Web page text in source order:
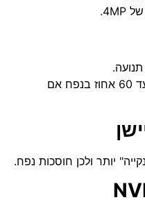
באתרים מסוימים ניתן לחסוך 40 עד 60 אחוז בנפח אם
יותר ולכן חוסכות נפח.